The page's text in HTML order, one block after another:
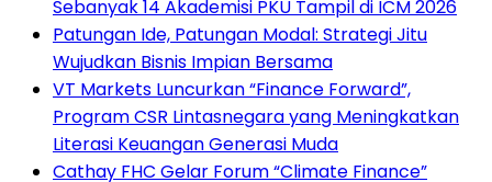
Sebanyak 14 Akademisi PKU Tampil di ICM 2026
Patungan Ide, Patungan Modal: Strategi Jitu
Wujudkan Bisnis Impian Bersama
VT Markets Luncurkan “Finance Forward”,
Program CSR Lintasnegara yang Meningkatkan
Literasi Keuangan Generasi Muda
Cathay FHC Gelar Forum “Climate Finance”